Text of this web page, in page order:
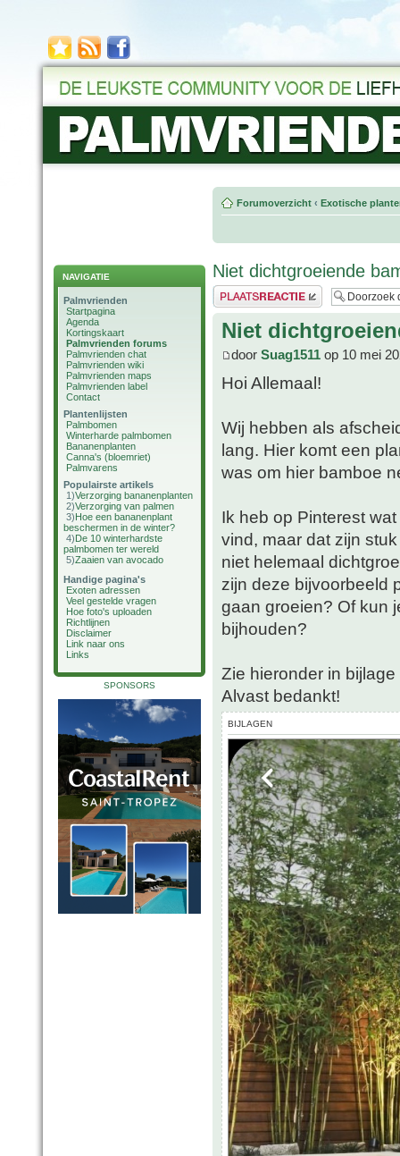
NAVIGATIE
Palmvrienden
Startpagina
Agenda
Kortingskaart
Palmvrienden forums
Palmvrienden chat
Palmvrienden wiki
Palmvrienden maps
Palmvrienden label
Contact
Plantenlijsten
Palmbomen
Winterharde palmbomen
Bananenplanten
Canna's (bloemriet)
Palmvarens
Populairste artikels
1)Verzorging bananenplanten
2)Verzorging van palmen
3)Hoe een bananenplant
beschermen in de winter?
4)De 10 winterhardste
palmbomen ter wereld
5)Zaaien van avocado
Handige pagina's
Exoten adressen
Veel gestelde vragen
Hoe foto's uploaden
Richtlijnen
Disclaimer
Link naar ons
Links
SPONSORS
Forumoverzicht ‹ Exotische
Niet dichtgroeiende
Plaats een reactie
Niet
door Suag1511 op 10 mei
Hoi Allemaal!
Wij hebben als
lang. Hier komt een
was om hier bamboe
Ik heb op Pinterest
vind, maar dat zijn
niet helemaal
zijn deze bijvoorbeeld
gaan groeien? Of kun
bijhouden?
Zie hieronder in
Alvast bedankt!
BIJLAGEN